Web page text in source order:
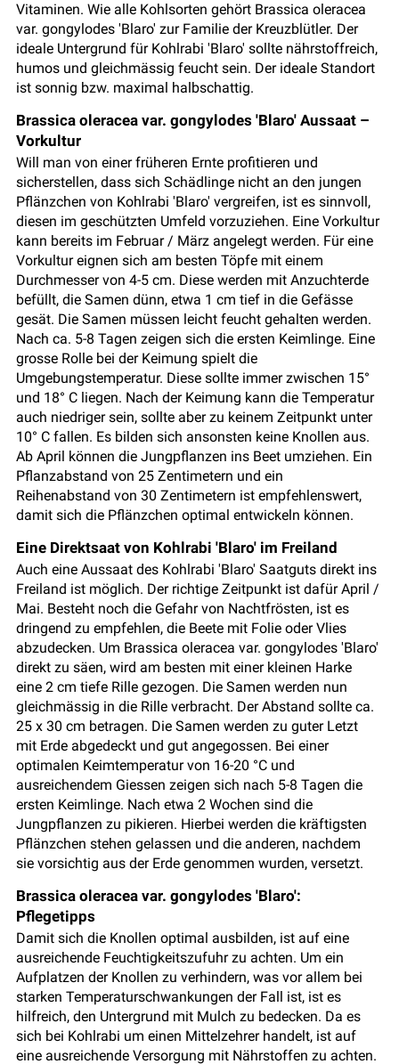
Vitaminen. Wie alle Kohlsorten gehört Brassica oleracea
var. gongylodes 'Blaro' zur Familie der Kreuzblütler. Der
ideale Untergrund für Kohlrabi 'Blaro' sollte nährstoffreich,
humos und gleichmässig feucht sein. Der ideale Standort
ist sonnig bzw. maximal halbschattig.
Brassica oleracea var. gongylodes 'Blaro' Aussaat –
Vorkultur
Will man von einer früheren Ernte profitieren und
sicherstellen, dass sich Schädlinge nicht an den jungen
Pflänzchen von Kohlrabi 'Blaro' vergreifen, ist es sinnvoll,
diesen im geschützten Umfeld vorzuziehen. Eine Vorkultur
kann bereits im Februar / März angelegt werden. Für eine
Vorkultur eignen sich am besten Töpfe mit einem
Durchmesser von 4-5 cm. Diese werden mit Anzuchterde
befüllt, die Samen dünn, etwa 1 cm tief in die Gefässe
gesät. Die Samen müssen leicht feucht gehalten werden.
Nach ca. 5-8 Tagen zeigen sich die ersten Keimlinge. Eine
grosse Rolle bei der Keimung spielt die
Umgebungstemperatur. Diese sollte immer zwischen 15°
und 18° C liegen. Nach der Keimung kann die Temperatur
auch niedriger sein, sollte aber zu keinem Zeitpunkt unter
10° C fallen. Es bilden sich ansonsten keine Knollen aus.
Ab April können die Jungpflanzen ins Beet umziehen. Ein
Pflanzabstand von 25 Zentimetern und ein
Reihenabstand von 30 Zentimetern ist empfehlenswert,
damit sich die Pflänzchen optimal entwickeln können.
Eine Direktsaat von Kohlrabi 'Blaro' im Freiland
Auch eine Aussaat des Kohlrabi 'Blaro' Saatguts direkt ins
Freiland ist möglich. Der richtige Zeitpunkt ist dafür April /
Mai. Besteht noch die Gefahr von Nachtfrösten, ist es
dringend zu empfehlen, die Beete mit Folie oder Vlies
abzudecken. Um Brassica oleracea var. gongylodes 'Blaro'
direkt zu säen, wird am besten mit einer kleinen Harke
eine 2 cm tiefe Rille gezogen. Die Samen werden nun
gleichmässig in die Rille verbracht. Der Abstand sollte ca.
25 x 30 cm betragen. Die Samen werden zu guter Letzt
mit Erde abgedeckt und gut angegossen. Bei einer
optimalen Keimtemperatur von 16-20 °C und
ausreichendem Giessen zeigen sich nach 5-8 Tagen die
ersten Keimlinge. Nach etwa 2 Wochen sind die
Jungpflanzen zu pikieren. Hierbei werden die kräftigsten
Pflänzchen stehen gelassen und die anderen, nachdem
sie vorsichtig aus der Erde genommen wurden, versetzt.
Brassica oleracea var. gongylodes 'Blaro':
Pflegetipps
Damit sich die Knollen optimal ausbilden, ist auf eine
ausreichende Feuchtigkeitszufuhr zu achten. Um ein
Aufplatzen der Knollen zu verhindern, was vor allem bei
starken Temperaturschwankungen der Fall ist, ist es
hilfreich, den Untergrund mit Mulch zu bedecken. Da es
sich bei Kohlrabi um einen Mittelzehrer handelt, ist auf
eine ausreichende Versorgung mit Nährstoffen zu achten.